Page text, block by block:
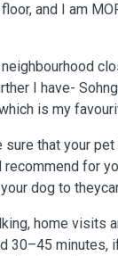
and I am
I have-
is my
sure that your
for
dog to
home visits
30–45 minutes,